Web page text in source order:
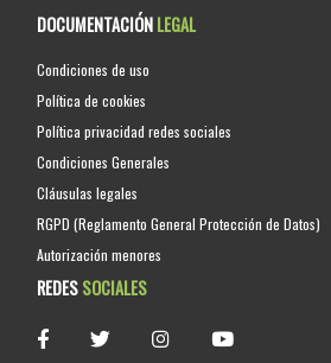
DOCUMENTACIÓNLEGAL
Condiciones de uso
Política de cookies
Política privacidad redes sociales
Condiciones Generales
Cláusulas legales
RGPD (Reglamento General Protección de Datos)
Autorización menores
REDESSOCIALES